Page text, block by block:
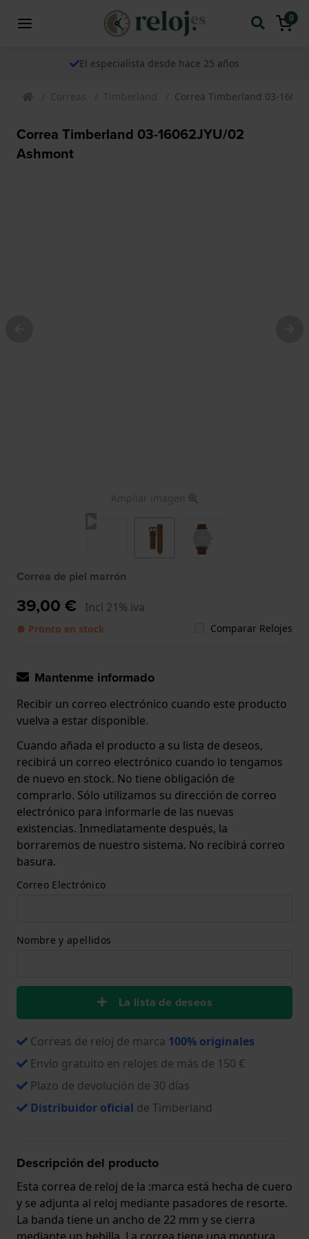
0
El especialista desde hace 25 años
Correas Timberland Correa Timberland 03-
Correa Timberland 03-16062JYU/02
Ashmont
Ampliar imagen
Correa de piel marrón
39,00 € Incl 21% iva
● Pronto en stock Comparar Relojes
Mantenme informado
Recibir un correo electrónico cuando este producto
vuelva a estar disponible.
Cuando añada el producto a su lista de deseos,
recibirá un correo electrónico cuando lo tengamos
de nuevo en stock. No tiene obligación de
comprarlo. Sólo utilizamos su dirección de correo
electrónico para informarle de las nuevas
existencias. Inmediatamente después, la
borraremos de nuestro sistema. No recibirá correo
basura.
Correo Electrónico
Nombre y apellidos
La lista de deseos
Correas de reloj de marca 100% originales
Envío gratuito en relojes de más de 150 €
Plazo de devolución de 30 días
Distribuidor oficial de Timberland
Descripción del producto
Esta correa de reloj de la :marca está hecha de cuero
y se adjunta al reloj mediante pasadores de resorte.
La banda tiene un ancho de 22 mm y se cierra